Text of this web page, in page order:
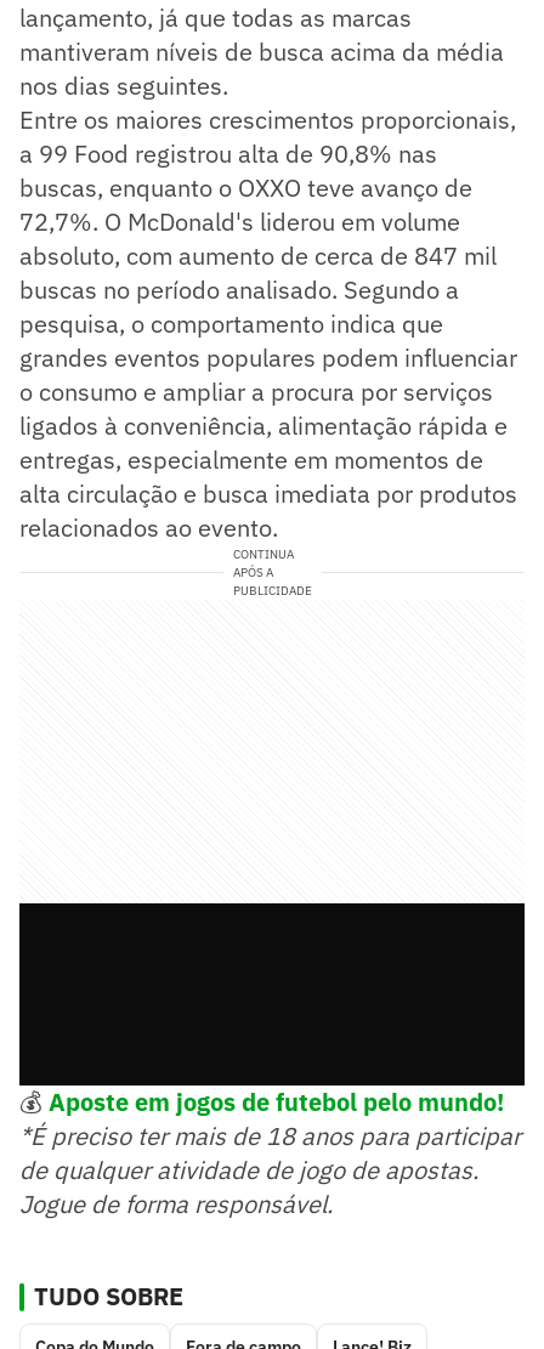
lançamento, já que todas as marcas
mantiveram níveis de busca acima da média
nos dias seguintes.
Entre os maiores crescimentos proporcionais,
a 99 Food registrou alta de 90,8% nas
buscas, enquanto o OXXO teve avanço de
72,7%. O McDonald's liderou em volume
absoluto, com aumento de cerca de 847 mil
buscas no período analisado. Segundo a
pesquisa, o comportamento indica que
grandes eventos populares podem influenciar
o consumo e ampliar a procura por serviços
ligados à conveniência, alimentação rápida e
entregas, especialmente em momentos de
alta circulação e busca imediata por produtos
relacionados ao evento.
CONTINUA
APÓS A
PUBLICIDADE
💰 Aposte em jogos de futebol pelo mundo!
*É preciso ter mais de 18 anos para participar
de qualquer atividade de jogo de apostas.
Jogue de forma responsável.
TUDO SOBRE